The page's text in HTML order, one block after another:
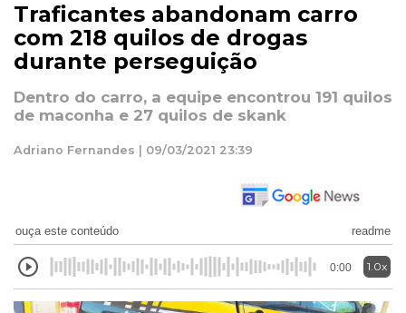
Traficantes abandonam carro
com 218 quilos de drogas
durante perseguição
Dentro do carro, a equipe encontrou 191 quilos
de maconha e 27 quilos de skank
Adriano Fernandes | 09/03/2021 23:39
ouça este conteúdo readme
0:00 1.0x